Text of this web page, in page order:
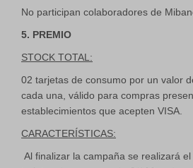
No participan colaboradores de
5. PREMIO
STOCK TOTAL:
02 tarjetas de consumo por un valor
cada una, válido para compras
establecimientos que acepten VISA.
CARACTERÍSTICAS:
Al finalizar la campaña se realizará